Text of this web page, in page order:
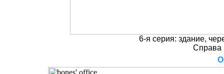
6-я серия: здание,
Справа